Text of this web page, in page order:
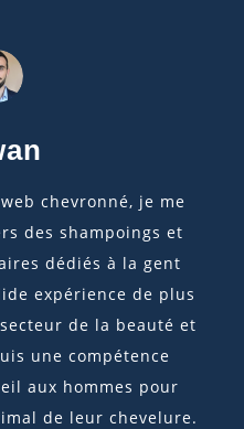
chevronné, je me
des shampoings et
dédiés à la gent
expérience de plus
de la beauté et
une compétence
aux hommes pour
de leur chevelure.